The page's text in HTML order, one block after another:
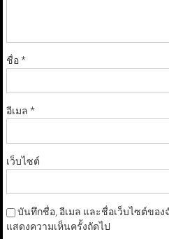
ชื่อ*
อีเมล *
เว็บไซต์
บันทึกชื่อ, อีเมล และชื่อเว็บไซต์ขอ
แสดงความเห็นครั้งถัดไป